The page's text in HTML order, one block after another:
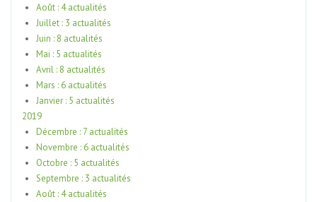
Août : 4 actualités
Juillet : 3 actualités
Juin : 8 actualités
Mai : 5 actualités
Avril : 8 actualités
Mars : 6 actualités
Janvier : 5 actualités
2019
Décembre : 7 actualités
Novembre : 6 actualités
Octobre : 5 actualités
Septembre : 3 actualités
Août : 4 actualités